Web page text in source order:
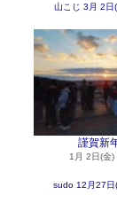
山こじ 3月 2日
謹賀新
1月 2日(金)
sudo 12月27